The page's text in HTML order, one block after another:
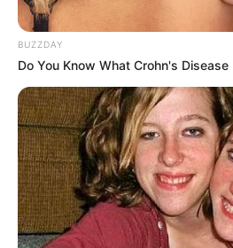
તેની સાથે પુરુષોત્તમ રૂપાલા
ખુલ્લી જીપમાં પોતાનો પ્રચાર
હતો. આ દરમિયાન તેમના
BUZZDAY
Do You Know What Crohn's Disease